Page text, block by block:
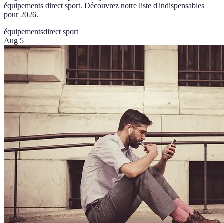
équipements direct sport. Découvrez notre liste d'indispensables
pour 2026.
équipementsdirect sport
Aug 5